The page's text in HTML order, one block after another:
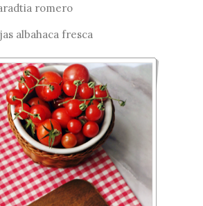
romero
albahaca fresca